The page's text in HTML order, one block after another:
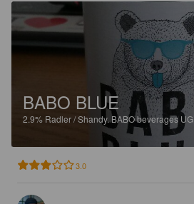
BABO BLUE
2.9% Radler / Shandy. BABO beverages UG.
3.0